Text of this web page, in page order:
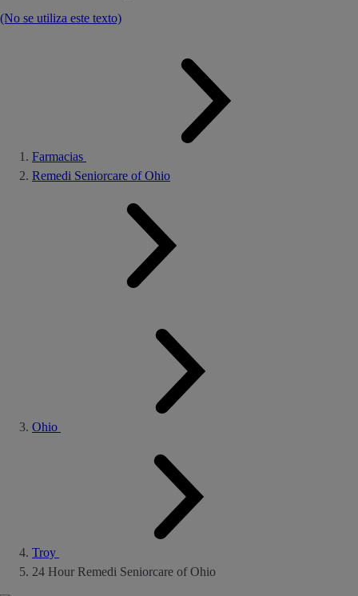
(No se utiliza este texto)
Farmacias
Remedi Seniorcare of Ohio
Ohio
Troy
24 Hour Remedi Seniorcare of Ohio